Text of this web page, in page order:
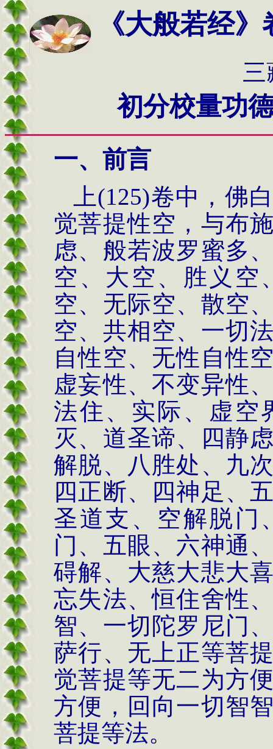
《大般若经
三藏法师
初分校量功
一、前言
上(125)卷中，佛
觉菩提性空，与布
虑、般若波罗蜜多
空、大空、胜义空
空、无际空、散空
空、共相空、一切
自性空、无性自性
虚妄性、不变异性
法住、实际、虚空
灭、道圣谛、四静
解脱、八胜处、九
四正断、四神足、
圣道支、空解脱门
门、五眼、六神通
碍解、大慈大悲大
忘失法、恒住舍性
智、一切陀罗尼门
萨行、无上正等菩
觉菩提等无二为方
方便，回向一切智
菩提等法。